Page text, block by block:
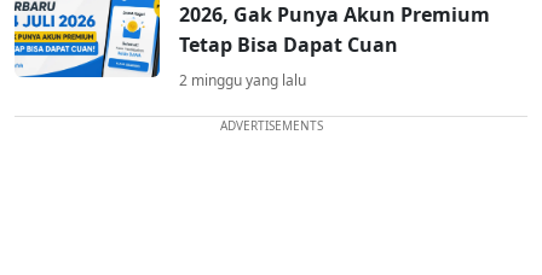
2026, Gak Punya Akun Premium
Tetap Bisa Dapat Cuan
2 minggu yang lalu
ADVERTISEMENTS